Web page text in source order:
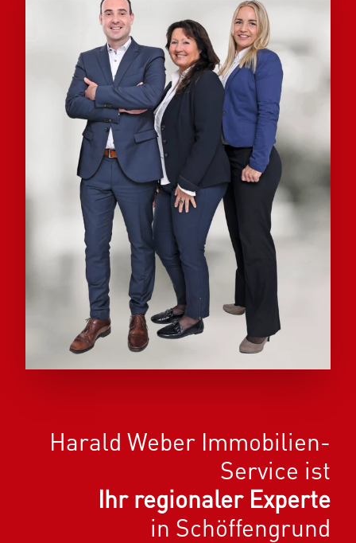
Harald Weber Immobilien-
Service ist
Ihr regionaler Experte
in Schöffengrund